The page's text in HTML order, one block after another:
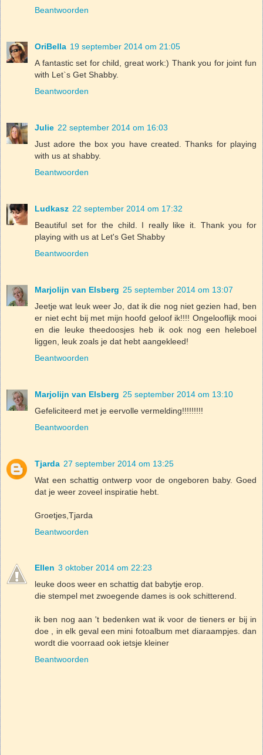
Beantwoorden
OriBella 19 september 2014 om 21:05
A fantastic set for child, great work:) Thank you for joint fun
with Let`s Get Shabby.
Beantwoorden
Julie 22 september 2014 om 16:03
Just adore the box you have created. Thanks for playing
with us at shabby.
Beantwoorden
Ludkasz 22 september 2014 om 17:32
Beautiful set for the child. I really like it. Thank you for
playing with us at Let's Get Shabby
Beantwoorden
Marjolijn van Elsberg 25 september 2014 om 13:07
Jeetje wat leuk weer Jo, dat ik die nog niet gezien had, ben
er niet echt bij met mijn hoofd geloof ik!!!! Ongelooflijk mooi
en die leuke theedoosjes heb ik ook nog een heleboel
liggen, leuk zoals je dat hebt aangekleed!
Beantwoorden
Marjolijn van Elsberg 25 september 2014 om 13:10
Gefeliciteerd met je eervolle vermelding!!!!!!!!!
Beantwoorden
Tjarda 27 september 2014 om 13:25
Wat een schattig ontwerp voor de ongeboren baby. Goed
dat je weer zoveel inspiratie hebt.
Groetjes,Tjarda
Beantwoorden
Ellen 3 oktober 2014 om 22:23
leuke doos weer en schattig dat babytje erop.
die stempel met zwoegende dames is ook schitterend.
ik ben nog aan 't bedenken wat ik voor de tieners er bij in
doe , in elk geval een mini fotoalbum met diaraampjes. dan
wordt die voorraad ook ietsje kleiner
Beantwoorden